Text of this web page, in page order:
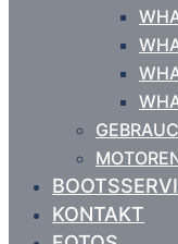
KONTAKT